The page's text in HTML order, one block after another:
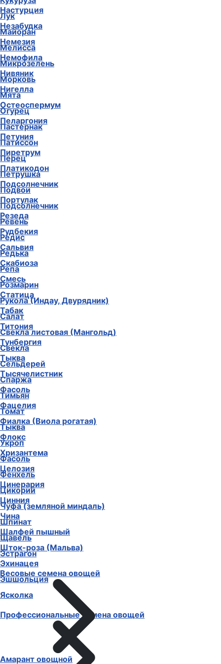
Настурция
Незабудка
Немезия
Немофила
Нивяник
Нигелла
Остеоспермум
Пеларгония
Петуния
Пиретрум
Платикодон
Подсолнечник
Портулак
Резеда
Рудбекия
Сальвия
Скабиоза
Смесь
Статица
Табак
Титония
Тунбергия
Тыква
Тысячелистник
Фасоль
Фацелия
Фиалка (Виола рогатая)
Флокс
Хризантема
Целозия
Цинерария
Цинния
Чина
Шалфей пышный
Шток-роза (Мальва)
Эхинацея
Эшшольция
Ясколка
Профессиональные семена овощей
Лук
Майоран
Мелисса
Микрозелень
Морковь
Мята
Огурец
Пастернак
Патиссон
Перец
Петрушка
Подвои
Подсолнечник
Ревень
Редис
Редька
Репа
Розмарин
Рукола (Индау, Двурядник)
Салат
Свекла листовая (Мангольд)
Свекла
Сельдерей
Спаржа
Тимьян
Томат
Тыква
Укроп
Фасоль
Фенхель
Цикорий
Чуфа (земляной миндаль)
Шпинат
Щавель
Эстрагон
Весовые семена овощей
Амарант овощной